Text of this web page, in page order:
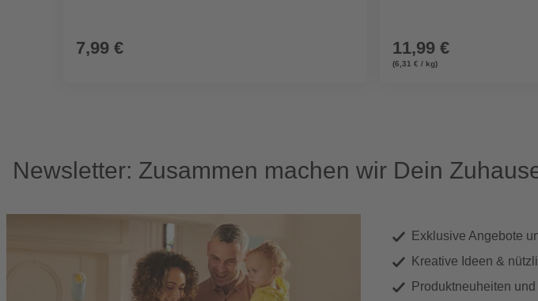
7,99 € 11,99 €
(6,31 € / kg)
Newsletter: Zusammen machen wir Dein
Exklusive Angebote
Kreative Ideen &
Produktneuheiten